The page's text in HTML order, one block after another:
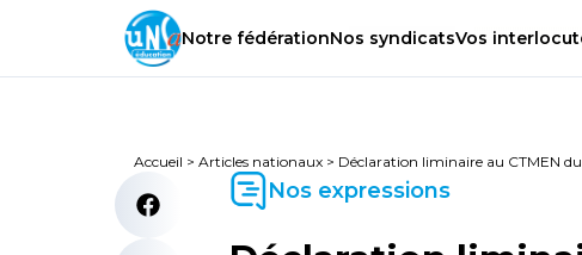
Notre fédérationNos syndicatsVos
Accueil > Articles nationaux > Déclaration liminaire au CTMEN
Nos expressions